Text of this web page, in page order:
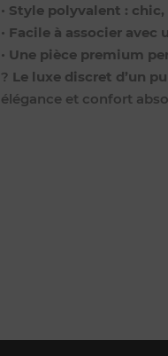
• Style polyvalent :
• Facile à associer avec
• Une pièce premium
? Le luxe discret d’un
élégance et confort